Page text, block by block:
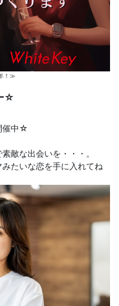
！≫
☆
催中☆
敵な出会いを・・・。
たいな恋を手に入れてね